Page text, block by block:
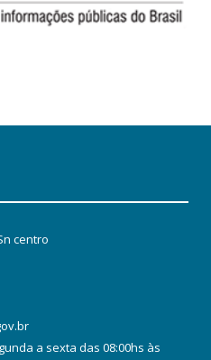
centro
a sexta das 08:00hs às